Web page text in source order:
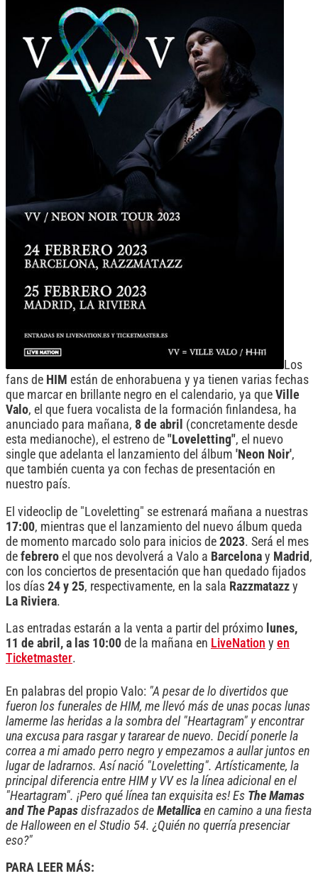
Los
fans de HIM están de enhorabuena y ya tienen varias fechas
que marcar en brillante negro en el calendario, ya que Ville
Valo, el que fuera vocalista de la formación finlandesa, ha
anunciado para mañana, 8 de abril (concretamente desde
esta medianoche), el estreno de "Loveletting", el nuevo
single que adelanta el lanzamiento del álbum 'Neon Noir',
que también cuenta ya con fechas de presentación en
nuestro país.
El videoclip de "Loveletting" se estrenará mañana a nuestras
17:00, mientras que el lanzamiento del nuevo álbum queda
de momento marcado solo para inicios de 2023. Será el mes
de febrero el que nos devolverá a Valo a Barcelona y Madrid ,
con los conciertos de presentación que han quedado fijados
los días 24 y 25, respectivamente, en la sala Razzmatazz y
La Riviera.
Las entradas estarán a la venta a partir del próximo lunes,
11 de abril, a las 10:00 de la mañana en LiveNation y en
Ticketmaster.
En palabras del propio Valo: "A pesar de lo divertidos que
fueron los funerales de HIM, me llevó más de unas pocas lunas
lamerme las heridas a la sombra del "Heartagram" y encontrar
una excusa para rasgar y tararear de nuevo. Decidí ponerle la
correa a mi amado perro negro y empezamos a aullar juntos en
lugar de ladrarnos. Así nació "Loveletting". Artísticamente, la
principal diferencia entre HIM y VV es la línea adicional en el
"Heartagram". ¡Pero qué línea tan exquisita es! Es The Mamas
and The Papas disfrazados de Metallica en camino a una fiesta
de Halloween en el Studio 54. ¿Quién no querría presenciar
eso?"
PARA LEER MÁS: